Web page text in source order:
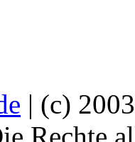
| (c)
Rechte